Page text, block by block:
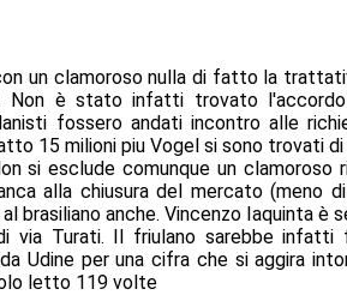
un clamoroso nulla di fatto la
Non è stato infatti trovato
fossero andati incontro alle
15 milioni piu Vogel si sono trovati
si esclude comunque un clamoroso
alla chiusura del mercato (meno
brasiliano anche. Vincenzo Iaquinta è
via Turati. Il friulano sarebbe infatti
Udine per una cifra che si aggira
letto 119 volte